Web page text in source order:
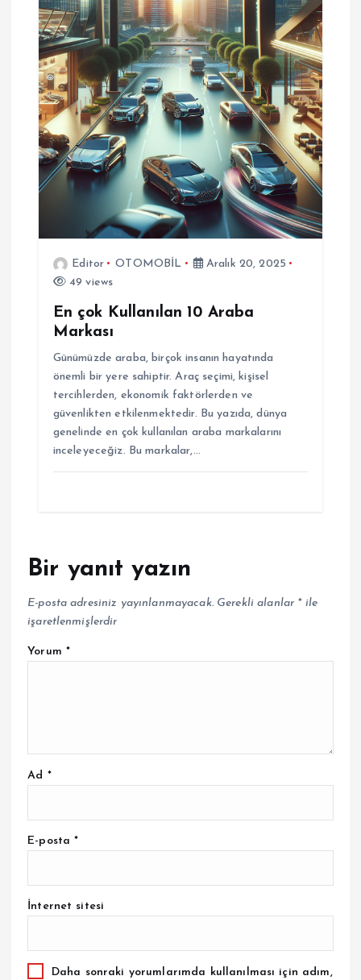
Editor OTOMOBİL
Aralık 20, 2025
49 views
En çok Kullanılan 10 Araba
Markası
Günümüzde araba, birçok insanın hayatında
önemli bir yere sahiptir. Araç seçimi, kişisel
tercihlerden, ekonomik faktörlerden ve
güvenlikten etkilenmektedir. Bu yazıda, dünya
genelinde en çok kullanılan araba markalarını
inceleyeceğiz. Bu markalar,…
Bir yanıt yazın
E-posta adresiniz yayınlanmayacak. Gerekli alanlar *ile
işaretlenmişlerdir
Yorum *
Ad *
E-posta*
İnternet sitesi
Daha sonraki yorumlarımda kullanılması için adım,